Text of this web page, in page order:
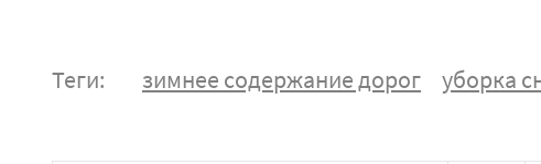
Теги: зимнее содержание дорог уборка